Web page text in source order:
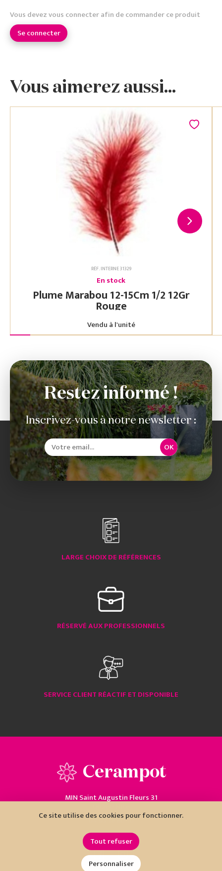
Vous devez vous connecter afin de commander ce produit
Se connecter
Vous aimerez aussi...
RÉF. INTERNE 31329
En stock
Plume Marabou 12-15Cm 1/2 12Gr
Rouge
Vendu à l'unité
Restez informé !
Inscrivez-vous à notre newsletter :
OK
LARGE CHOIX DE RÉFÉRENCES
RÉSERVÉ AUX PROFESSIONNELS
SERVICE CLIENT RÉACTIF ET DISPONIBLE
Cerampot
MIN Saint Augustin Fleurs 31
04 93 18 80 10
Ce site utilise des cookies pour fonctionner.
Tout refuser
Personnaliser